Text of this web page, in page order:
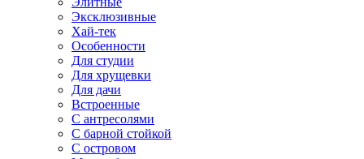
Эксклюзивные
Хай-тек
Особенности
Для студии
Для хрущевки
Для дачи
Встроенные
С антресолями
С барной стойкой
С островом